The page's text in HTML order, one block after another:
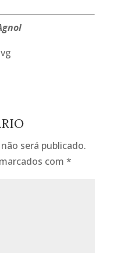
será publicado.
com *